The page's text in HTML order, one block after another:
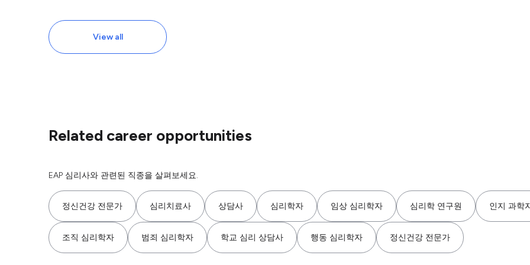
View all
Related career opportunities
EAP 심리사와 관련된 직종을 살펴보세요.
정신건강 전문가 심리치료사 상담사 심리학자 임상 심리학자 심리학 연구원 인지 과학
조직 심리학자 범죄 심리학자 학교 심리 상담사 행동 심리학자 정신건강 전문가